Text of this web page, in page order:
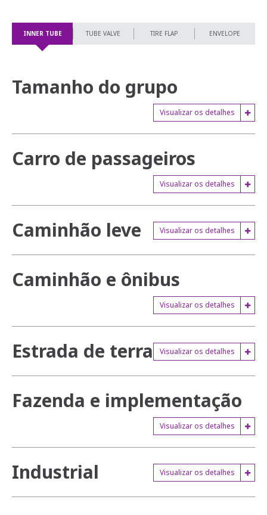
INNER TUBE TUBE VALVE TIRE FLAP ENVELOPE
Tamanho do grupo
Visualizar os detalhes
Carro de passageiros
Visualizar os detalhes
Caminhão leve Visualizar os detalhes
Caminhão e ônibus
Visualizar os detalhes
Estrada de terra Visualizar os detalhes
Fazenda e implementação
Visualizar os detalhes
Industrial Visualizar os detalhes